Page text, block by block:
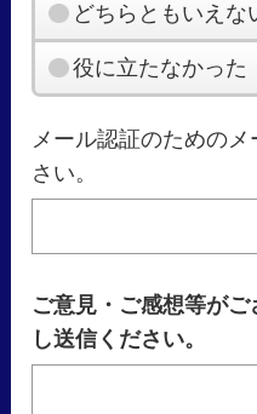
どちらともいえな
役に立たなかった
メール認証のための
さい。
ご意見・ご感想等が
し送信ください。